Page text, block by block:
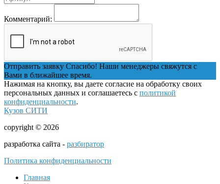
Комментарий:
Отправить заявку Спасибо! Наши менеджеры свяжутся с
Вами в ближайшее время.
Нажимая на кнопку, вы даете согласие на обработку своих
персональных данных и соглашаетесь с политикой
конфиденциальности.
Кузов СИТИ
copyright © 2026
разработка сайта - разбиратор
Политика конфиденциальности
Главная